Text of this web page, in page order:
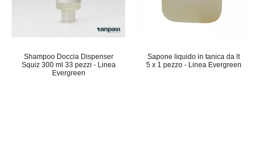
Shampoo Doccia Dispenser
Squiz 300 ml 33 pezzi - Linea
Evergreen
Sapone liquido in tanica da lt
5 x 1 pezzo - Linea Evergreen